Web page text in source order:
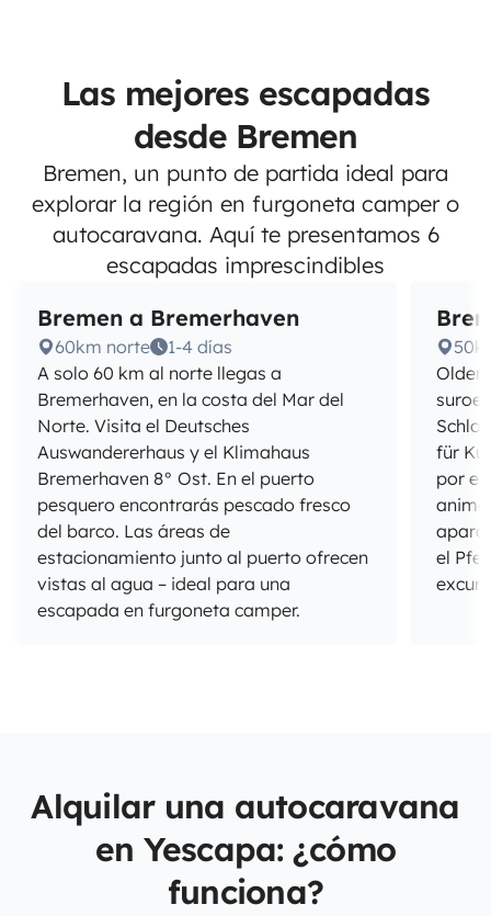
Las mejores escapadas
desde Bremen
Bremen, un punto de partida ideal para
explorar la región en furgoneta camper o
autocaravana. Aquí te presentamos 6
escapadas imprescindibles
Bremen a Bremerhaven
60km norte
1-4 días
A solo 60 km al norte llegas a
Bremerhaven, en la costa del Mar del
Norte. Visita el Deutsches
Auswandererhaus y el Klimahaus
Bremerhaven 8° Ost. En el puerto
pesquero encontrarás pescado fresco
del barco. Las áreas de
estacionamiento junto al puerto ofrecen
vistas al agua – ideal para una
escapada en furgoneta camper.
für
por el
el
Alquilar una autocaravana
en Yescapa: ¿cómo
funciona?